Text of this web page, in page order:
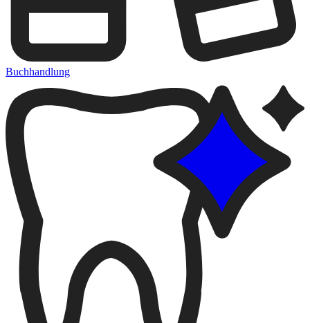
Buchhandlung